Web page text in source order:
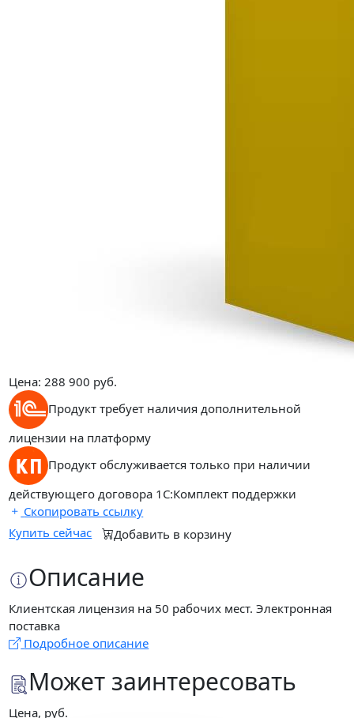
Цена: 288 900 руб.
Продукт требует наличия дополнительной
лицензии на платформу
Продукт обслуживается только при наличии
действующего договора 1С:Комплект поддержки
Скопировать ссылку
Купить сейчас
Добавить в корзину
Описание
Клиентская лицензия на 50 рабочих мест. Электронная
поставка
Подробное описание
Может заинтересовать
Цена, руб.